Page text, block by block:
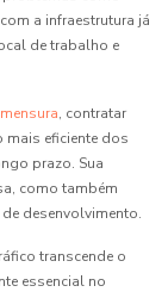
a infraestrutura já
de trabalho e
, contratar
mais eficiente dos
prazo. Sua
como também
desenvolvimento.
transcende o
essencial no